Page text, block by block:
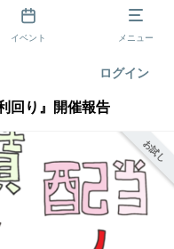
イベント メニュー
ログイン
回り』開催報告
お試し